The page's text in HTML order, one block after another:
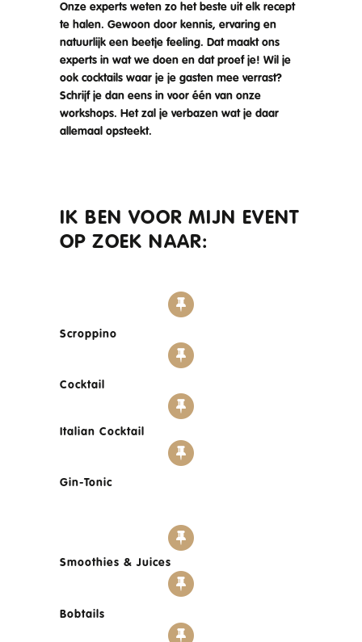
Onze experts weten zo het beste uit elk recept
te halen. Gewoon door kennis, ervaring en
natuurlijk een beetje feeling. Dat maakt ons
experts in wat we doen en dat proef je! Wil je
ook cocktails waar je je gasten mee verrast?
Schrijf je dan eens in voor één van onze
workshops. Het zal je verbazen wat je daar
allemaal opsteekt.
IK BEN VOOR MIJN EVENT
OP ZOEK NAAR:
Scroppino
Cocktail
Italian Cocktail
Gin-Tonic
Smoothies & Juices
Bobtails